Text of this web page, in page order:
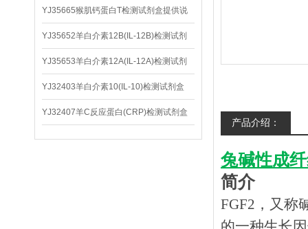
YJ35665猴肌钙蛋白T检测试剂盒提供说
明书
YJ35652羊白介素12B(IL-12B)检测试剂
盒
YJ35653羊白介素12A(IL-12A)检测试剂
盒
YJ32403羊白介素10(IL-10)检测试剂盒
YJ32407羊C反应蛋白(CRP)检测试剂盒
产品介绍：
兔碱性成
简介
FGF2，又称